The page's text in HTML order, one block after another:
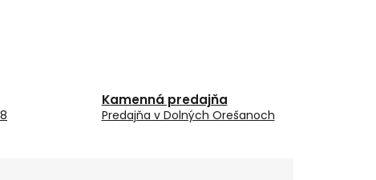
Kamenná predajňa
Predajňa v Dolných Orešanoch